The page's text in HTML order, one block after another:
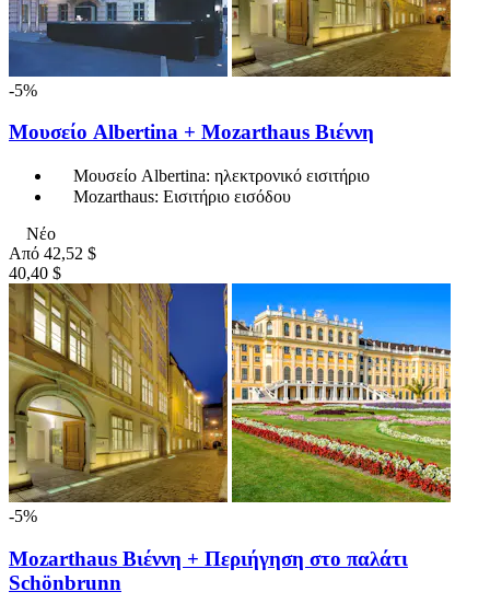
-5%
Μουσείο Albertina + Mozarthaus Βιέννη
Μουσείο Albertina: ηλεκτρονικό εισιτήριο
Mozarthaus: Εισιτήριο εισόδου
Νέο
Από 42,52 $
40,40 $
-5%
Mozarthaus Βιέννη + Περιήγηση στο παλάτι
Schönbrunn